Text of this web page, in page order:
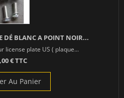
DÉ BLANC A POINT NOIR...
license plate US ( plaque...
€ TTC
Au Panier